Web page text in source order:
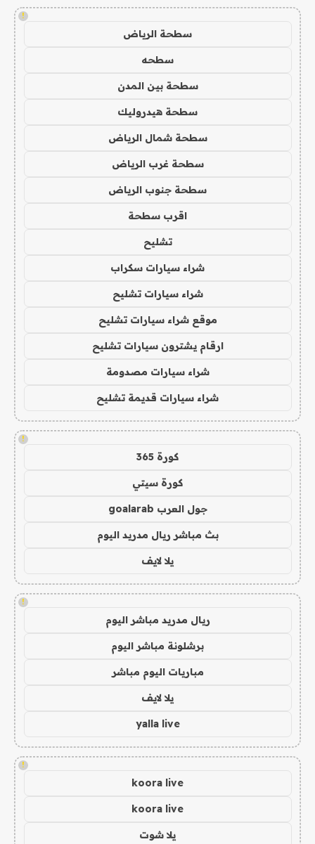
!
سطحة الرياض
سطحه
سطحة بين المدن
سطحة هيدروليك
سطحة شمال الرياض
سطحة غرب الرياض
سطحة جنوب الرياض
اقرب سطحة
تشليح
شراء سيارات سكراب
شراء سيارات تشليح
موقع شراء سيارات تشليح
ارقام يشترون سيارات تشليح
شراء سيارات مصدومة
شراء سيارات قديمة تشليح
!
كورة 365
كورة سيتي
جول العرب goalarab
بث مباشر ريال مدريد اليوم
يلا لايف
!
ريال مدريد مباشر اليوم
برشلونة مباشر اليوم
مباريات اليوم مباشر
يلا لايف
yalla live
!
koora live
koora live
يلا شوت